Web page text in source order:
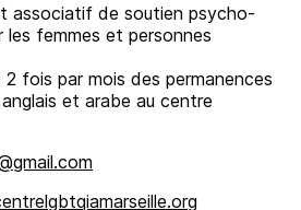
associatif de soutien psycho-
les femmes et personnes
fois par mois des permanences
et arabe au centre